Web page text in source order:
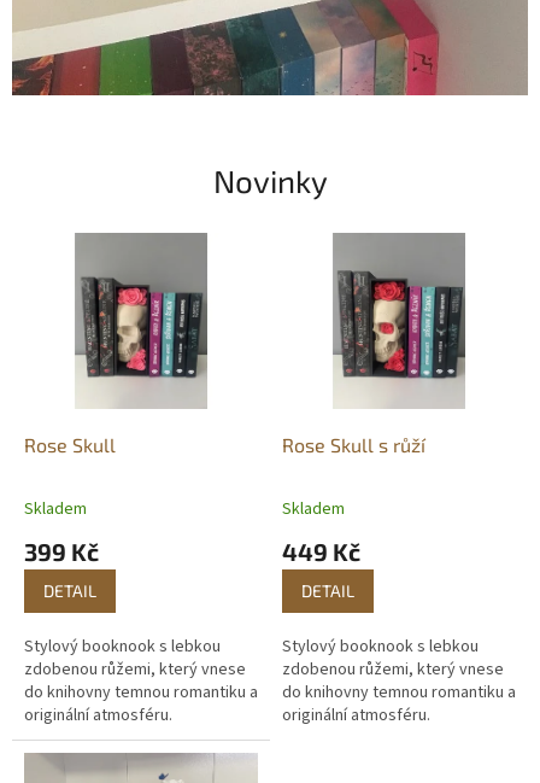
Novinky
Rose Skull
Skladem
399 Kč
DETAIL
Stylový booknook s lebkou
zdobenou růžemi, který vnese
do knihovny temnou romantiku a
originální atmosféru.
Rose Skull s růží
Skladem
449 Kč
DETAIL
Stylový booknook s lebkou
zdobenou růžemi, který vnese
do knihovny temnou romantiku a
originální atmosféru.